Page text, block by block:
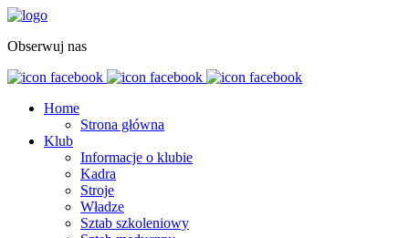
Obserwuj nas
Home
Strona główna
Klub
Informacje o klubie
Kadra
Stroje
Władze
Sztab szkoleniowy